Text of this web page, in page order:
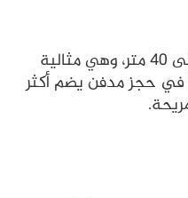
تتراوح مساحاتها ما بين 30 إلى 40 متر، وهي مثالية
في حجز مدفن يضم أكثر